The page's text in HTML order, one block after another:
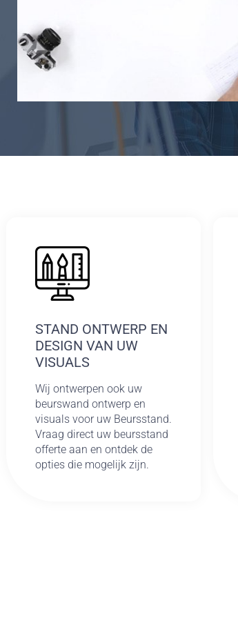
STAND ONTWERP EN
DESIGN VAN UW
VISUALS
Wij ontwerpen ook uw
beurswand ontwerp en
visuals voor uw Beursstand.
Vraag direct uw beursstand
offerte aan en ontdek de
opties die mogelijk zijn.